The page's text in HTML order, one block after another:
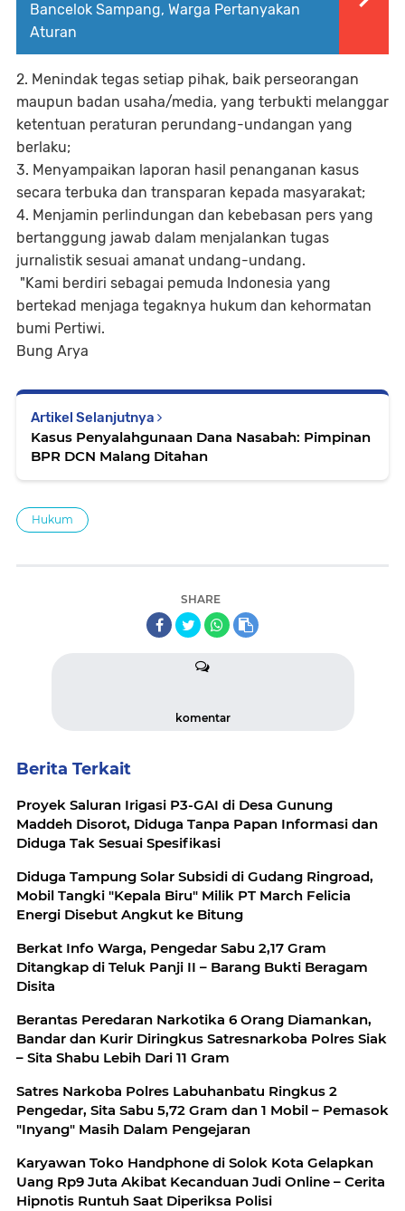
Bancelok Sampang, Warga Pertanyakan
Aturan
2. Menindak tegas setiap pihak, baik perseorangan
maupun badan usaha/media, yang terbukti melanggar
ketentuan peraturan perundang-undangan yang
berlaku;
3. Menyampaikan laporan hasil penanganan kasus
secara terbuka dan transparan kepada masyarakat;
4. Menjamin perlindungan dan kebebasan pers yang
bertanggung jawab dalam menjalankan tugas
jurnalistik sesuai amanat undang-undang.
"Kami berdiri sebagai pemuda Indonesia yang
bertekad menjaga tegaknya hukum dan kehormatan
bumi Pertiwi.
Bung Arya
Artikel Selanjutnya
Kasus Penyalahgunaan Dana Nasabah: Pimpinan
BPR DCN Malang Ditahan
Hukum
SHARE
komentar
Berita Terkait
Proyek Saluran Irigasi P3-GAI di Desa Gunung
Maddeh Disorot, Diduga Tanpa Papan Informasi dan
Diduga Tak Sesuai Spesifikasi
Diduga Tampung Solar Subsidi di Gudang Ringroad,
Mobil Tangki "Kepala Biru" Milik PT March Felicia
Energi Disebut Angkut ke Bitung
Berkat Info Warga, Pengedar Sabu 2,17 Gram
Ditangkap di Teluk Panji II – Barang Bukti Beragam
Disita
Berantas Peredaran Narkotika 6 Orang Diamankan,
Bandar dan Kurir Diringkus Satresnarkoba Polres Siak
– Sita Shabu Lebih Dari 11 Gram
Satres Narkoba Polres Labuhanbatu Ringkus 2
Pengedar, Sita Sabu 5,72 Gram dan 1 Mobil – Pemasok
"Inyang" Masih Dalam Pengejaran
Karyawan Toko Handphone di Solok Kota Gelapkan
Uang Rp9 Juta Akibat Kecanduan Judi Online – Cerita
Hipnotis Runtuh Saat Diperiksa Polisi